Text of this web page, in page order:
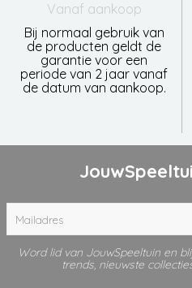
Vanaf aankoop
Bij normaal gebruik van
de producten geldt de
garantie voor een
periode van 2 jaar vanaf
de datum van aankoop.
Word lid van JouwSpeeltuin en
trends, nieuwste